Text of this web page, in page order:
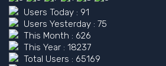
Users Today : 91
Users Yesterday : 75
This Month : 626
This Year : 18237
Total Users : 65169